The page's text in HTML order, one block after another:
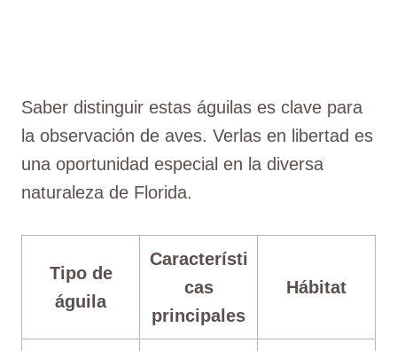
Saber distinguir estas águilas es clave para
la observación de aves. Verlas en libertad es
una oportunidad especial en la diversa
naturaleza de Florida.
Tipo de
águila
Característi
cas
principales
Hábitat